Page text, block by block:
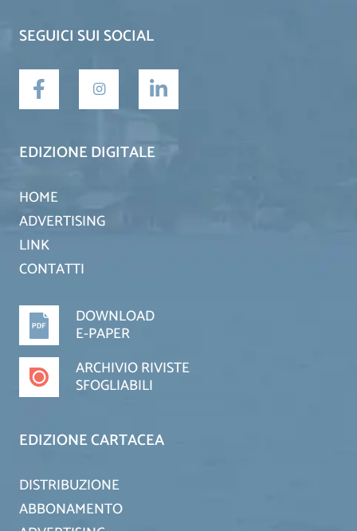
SEGUICI SUI SOCIAL
EDIZIONE DIGITALE
HOME
ADVERTISING
LINK
CONTATTI
DOWNLOAD
E-PAPER
ARCHIVIO RIVISTE
SFOGLIABILI
EDIZIONE CARTACEA
DISTRIBUZIONE
ABBONAMENTO